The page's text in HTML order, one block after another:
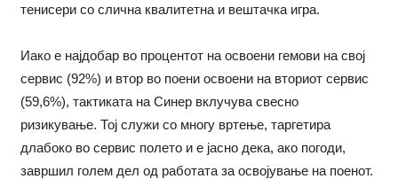
тенисери со слична квалитетна и вештачка игра.
Иако е најдобар во процентот на освоени гемови на свој
сервис (92%) и втор во поени освоени на вториот сервис
(59,6%), тактиката на Синер вклучува свесно
ризикување. Тој служи со многу вртење, таргетира
длабоко во сервис полето и е јасно дека, ако погоди,
завршил голем дел од работата за освојување на поенот.